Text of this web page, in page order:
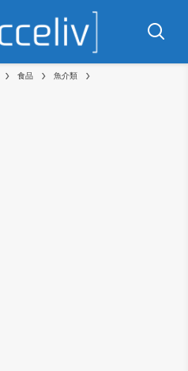
食品 魚介類